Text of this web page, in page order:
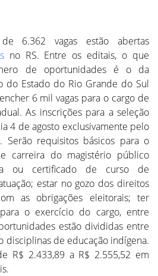
6.362 vagas estão abertas
no RS. Entre os editais, o que
de oportunidades é o da
do Estado do Rio Grande do Sul
6 mil vagas para o cargo de
As inscrições para a seleção
4 de agosto exclusivamente pelo
. Serão requisitos básicos para o
carreira do magistério público
ou certificado de curso de
estar no gozo dos direitos
as obrigações eleitorais; ter
o exercício do cargo, entre
estão divididas entre
disciplinas de educação indígena.
R$ 2.433,89 a R$ 2.555,52 em